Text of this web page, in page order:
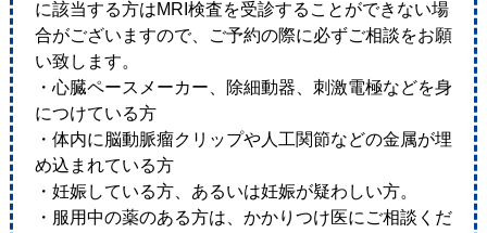
に該当する方はMRI検査を受診することができない場
合がございますので、ご予約の際に必ずご相談をお願
い致します。
・心臓ペースメーカー、除細動器、刺激電極などを身
につけている方
・体内に脳動脈瘤クリップや人工関節などの金属が埋
め込まれている方
・妊娠している方、あるいは妊娠が疑わしい方。
・服用中の薬のある方は、かかりつけ医にご相談くだ